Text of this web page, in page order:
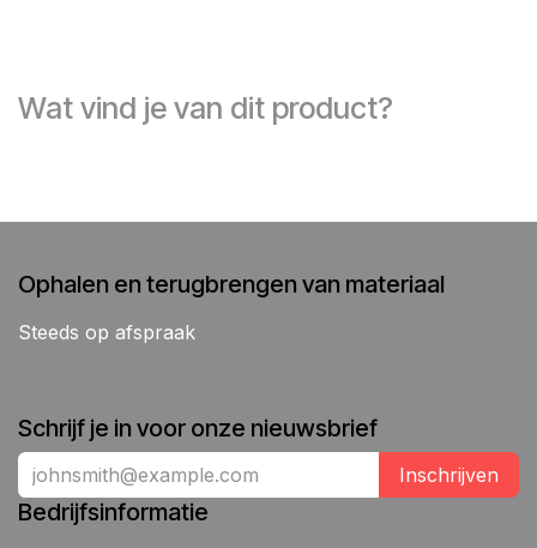
Wat vind je van dit product?
Ophalen en terugbrengen van materiaal
Steeds op afspraak
Schrijf je in voor onze nieuwsbrief
Inschrijven
Bedrijfsinformatie